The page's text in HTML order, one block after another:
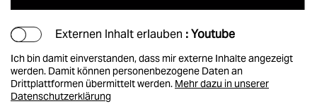
Externen Inhalt erlauben : Youtube
Ich bin damit einverstanden, dass mir externe Inhalte angezeigt
werden. Damit können personenbezogene Daten an
Drittplattformen übermittelt werden. Mehr dazu in unserer
Datenschutzerklärung